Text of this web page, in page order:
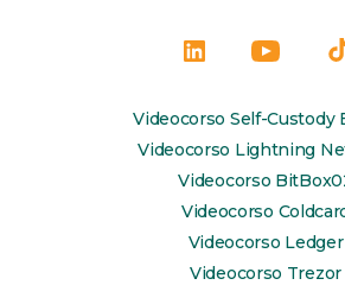
Apri
in
una
nuova
scheda
Apri
in
una
nuova
scheda
Videocorso Self-Custody
Videocorso Lightning
Videocorso
Videocorso
Videocorso Ledger
Videocorso Trezor